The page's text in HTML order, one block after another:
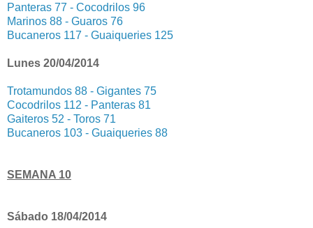
Panteras 77 - Cocodrilos 96
Marinos 88 - Guaros 76
Bucaneros 117 - Guaiqueries 125
Lunes 20/04/2014
Trotamundos 88 - Gigantes 75
Cocodrilos 112 - Panteras 81
Gaiteros 52 - Toros 71
Bucaneros 103 - Guaiqueries 88
SEMANA 10
Sábado 18/04/2014